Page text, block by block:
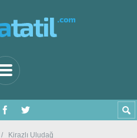
Kirazlı Uludağ